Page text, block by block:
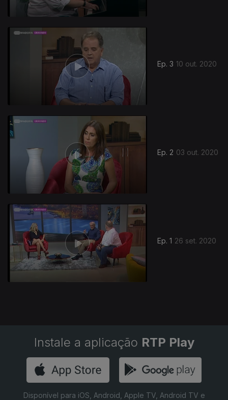
Ep. 3 10 out. 2020
Ep. 2 03 out. 2020
Ep. 1 26 set. 2020
495788
Instale a aplicação RTP Play
Disponível para iOS, Android, Apple TV, Android TV e